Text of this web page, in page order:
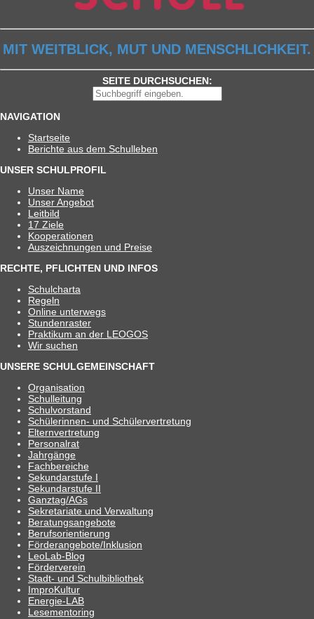
MIT WEITBLICK, MUT UND MENSCHLICHKEIT.
SEITE DURCHSUCHEN:
NAVIGATION
Start­seite
Berichte aus dem Schulleben
UNSER SCHULPROFIL
Unser Name
Unser Ange­bot
Leit­bild
17 Ziele
Koope­ra­tio­nen
Aus­zeich­nun­gen und Preise
RECHTE, PFLICHTEN UND INFOS
Schul­charta
Regeln
Online unter­wegs
Stun­den­ras­ter
Prak­ti­kum an der LEOGOS
Wir suchen
UNSERE SCHULGEMEINSCHAFT
Orga­ni­sa­tion
Schul­lei­tung
Schul­vor­stand
Schü­le­rin­nen- und Schülervertretung
Eltern­ver­tre­tung
Per­so­nal­rat
Jahr­gänge
Fach­be­rei­che
Sekun­dar­stufe I
Sekun­dar­stufe II
Ganztag/​​AGs
Sekre­ta­riate und Verwaltung
Bera­tungs­an­ge­bote
Berufs­ori­en­tie­rung
Förderangebote/​​Inklusion
Leo­Lab-Blog
För­der­ver­ein
Stadt- und Schulbibliothek
Impro­Kul­tur
Ener­­gie-LAB
Lese­men­to­ring